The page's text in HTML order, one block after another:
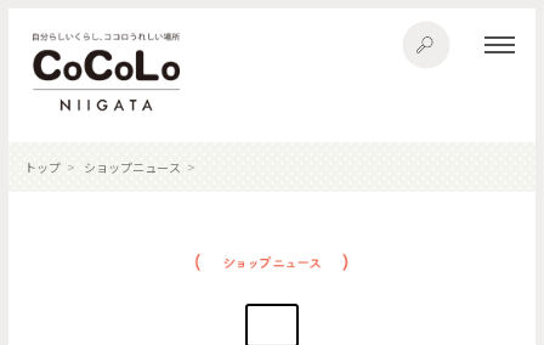
トップ ショップニュース